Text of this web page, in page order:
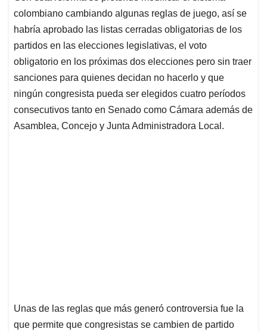
colombiano cambiando algunas reglas de juego, así se
habría aprobado las listas cerradas obligatorias de los
partidos en las elecciones legislativas, el voto
obligatorio en los próximas dos elecciones pero sin traer
sanciones para quienes decidan no hacerlo y que
ningún congresista pueda ser elegidos cuatro períodos
consecutivos tanto en Senado como Cámara además de
Asamblea, Concejo y Junta Administradora Local.
Unas de las reglas que más generó controversia fue la
que permite que congresistas se cambien de partido